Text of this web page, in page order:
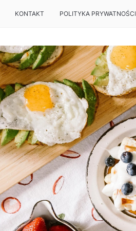
KONTAKT POLITYKA PRYWATNOŚCI